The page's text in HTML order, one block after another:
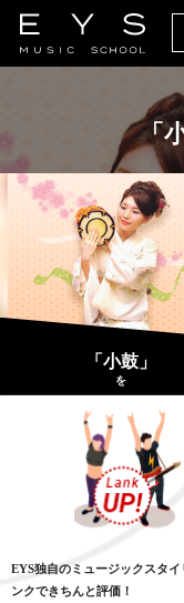
「
「小鼓」
を
EYS独自のミュージックスタイ
ンクできちんと評価！